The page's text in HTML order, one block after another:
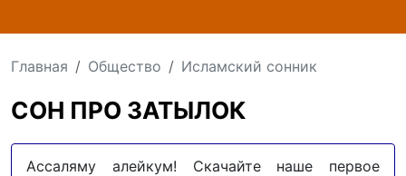
Главная Общество Исламский сонник
СОН ПРО ЗАТЫЛОК
Ассаляму алейкум! Скачайте наше первое